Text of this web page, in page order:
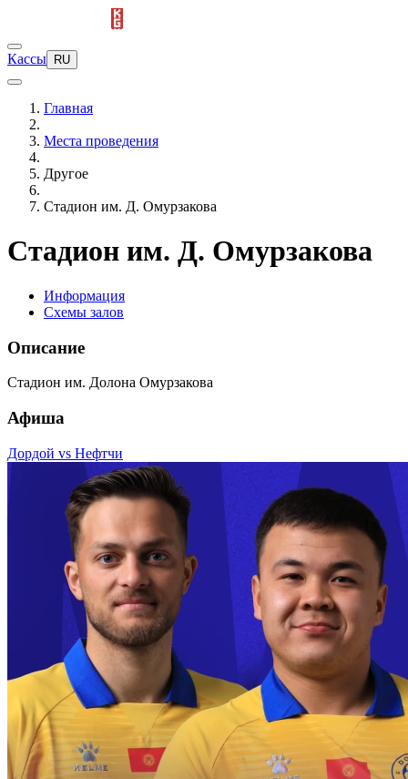
Кассы RU
Главная
Места проведения
Другое
Стадион им. Д. Омурзакова
Стадион им. Д. Омурзакова
Информация
Схемы залов
Описание
Стадион им. Долона Омурзакова
Афиша
Дордой vs Нефтчи